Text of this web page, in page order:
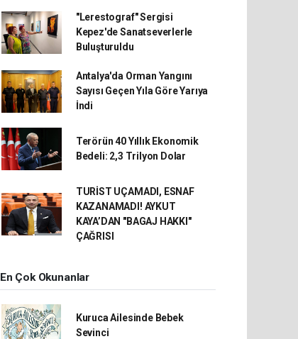
"Lerestograf" Sergisi
Kepez'de Sanatseverlerle
Buluşturuldu
Antalya'da Orman Yangını
Sayısı Geçen Yıla Göre Yarıya
İndi
Terörün 40 Yıllık Ekonomik
Bedeli: 2,3 Trilyon Dolar
TURİST UÇAMADI, ESNAF
KAZANAMADI! AYKUT
KAYA’DAN "BAGAJ HAKKI"
ÇAĞRISI
En Çok Okunanlar
Kuruca Ailesinde Bebek
Sevinci